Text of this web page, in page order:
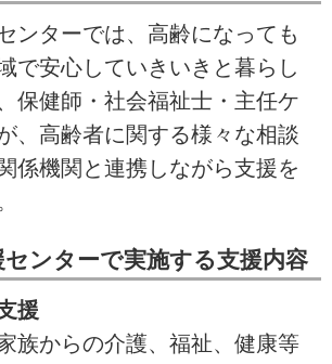
ンターでは、高齢になっても
で安心していきいきと暮らし
保健師・社会福祉士・主任ケ
、高齢者に関する様々な相談
係機関と連携しながら支援を
ンターで実施する支援内容
援
族からの介護、福祉、健康等